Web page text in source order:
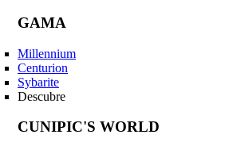
GAMA
Millennium
Centurion
Sybarite
Descubre
CUNIPIC'S WORLD